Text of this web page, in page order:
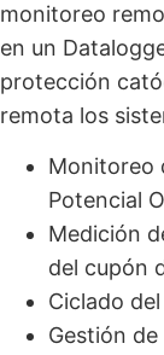
monitoreo
en un
protección
remota los
Monitoreo
Potencial
Medición
del cupón
Ciclado
Gestión